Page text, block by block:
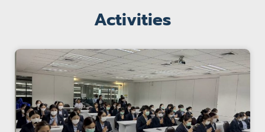
Activities